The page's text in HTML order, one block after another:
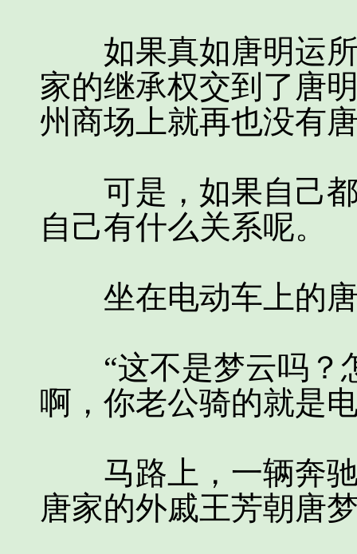
如果真如唐明运所
家的继承权交到了唐
州商场上就再也没有
可是，如果自己都
自己有什么关系呢。
坐在电动车上的唐
“这不是梦云吗？
啊，你老公骑的就是
马路上，一辆奔驰
唐家的外戚王芳朝唐